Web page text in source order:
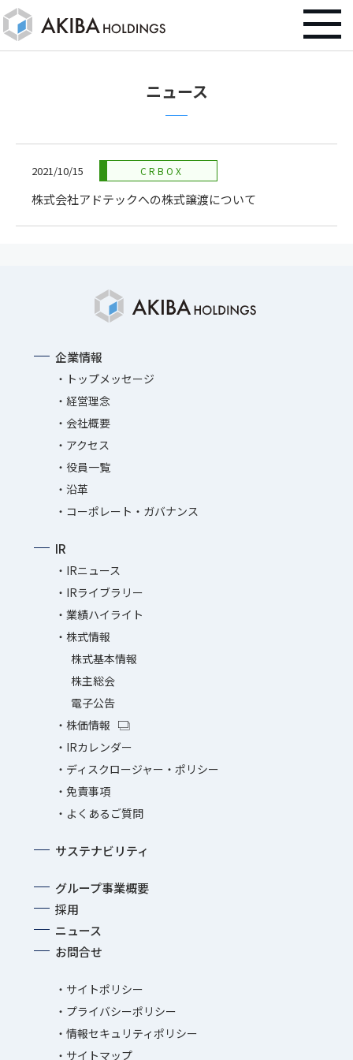
ニュース
2021/10/15 CRBOX
株式会社アドテックへの株式譲渡について
企業情報
トップメッセージ
経営理念
会社概要
アクセス
役員一覧
沿革
コーポレート・ガバナンス
IR
IRニュース
IRライブラリー
業績ハイライト
株式情報
株式基本情報
株主総会
電子公告
株価情報
IRカレンダー
ディスクロージャー・ポリシー
免責事項
よくあるご質問
サステナビリティ
グループ事業概要
採用
ニュース
お問合せ
サイトポリシー
プライバシーポリシー
情報セキュリティポリシー
サイトマップ